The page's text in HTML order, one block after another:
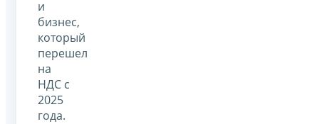
и
бизнес,
который
перешел
на
НДС с
2025
года.